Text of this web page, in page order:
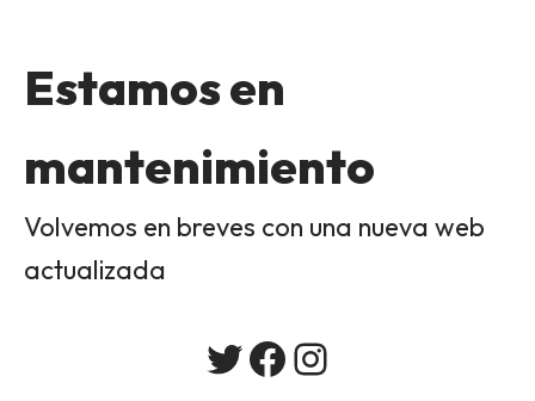
Estamos en
mantenimiento
Volvemos en breves con una nueva web
actualizada
Twitter
Facebook
Instagram